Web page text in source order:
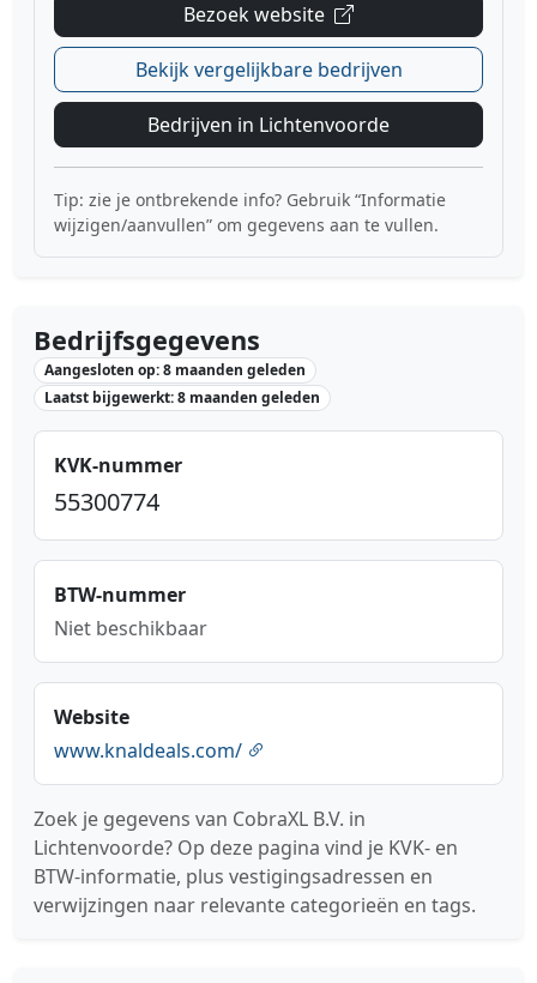
Bezoek website
Bekijk vergelijkbare bedrijven
Bedrijven in Lichtenvoorde
Tip: zie je ontbrekende info? Gebruik “Informatie
wijzigen/aanvullen” om gegevens aan te vullen.
Bedrijfsgegevens
Aangesloten op: 8 maanden geleden
Laatst bijgewerkt: 8 maanden geleden
KVK-nummer
55300774
BTW-nummer
Niet beschikbaar
Website
www.knaldeals.com/
Zoek je gegevens van CobraXL B.V. in
Lichtenvoorde? Op deze pagina vind je KVK- en
BTW-informatie, plus vestigingsadressen en
verwijzingen naar relevante categorieën en tags.